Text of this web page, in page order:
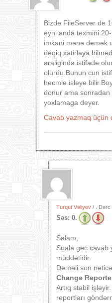
Bizde FileServer de
eyni anda texmini
imkani mene demek
deqiq xatirlaya
araliginda istifade
olurdu.Bunun cun
hecmle isleye
donur ama
yoxlamaga deyer.
Cavab yazmaq üçün
Turqut Vəliyev / . Dərc
Səs: 0.
Salam,
Suala gec cavab
müddətidir.
Deməli son
Change
Artıq stabil
reportları